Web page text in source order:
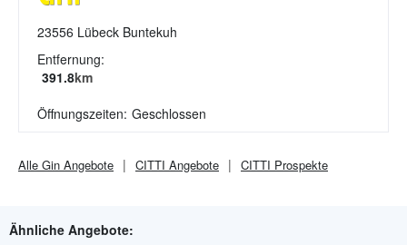
23556 Lübeck Buntekuh
Entfernung:
391.8km
Öffnungszeiten: Geschlossen
Alle Gin Angebote CITTI Angebote CITTI Prospekte
Ähnliche Angebote: